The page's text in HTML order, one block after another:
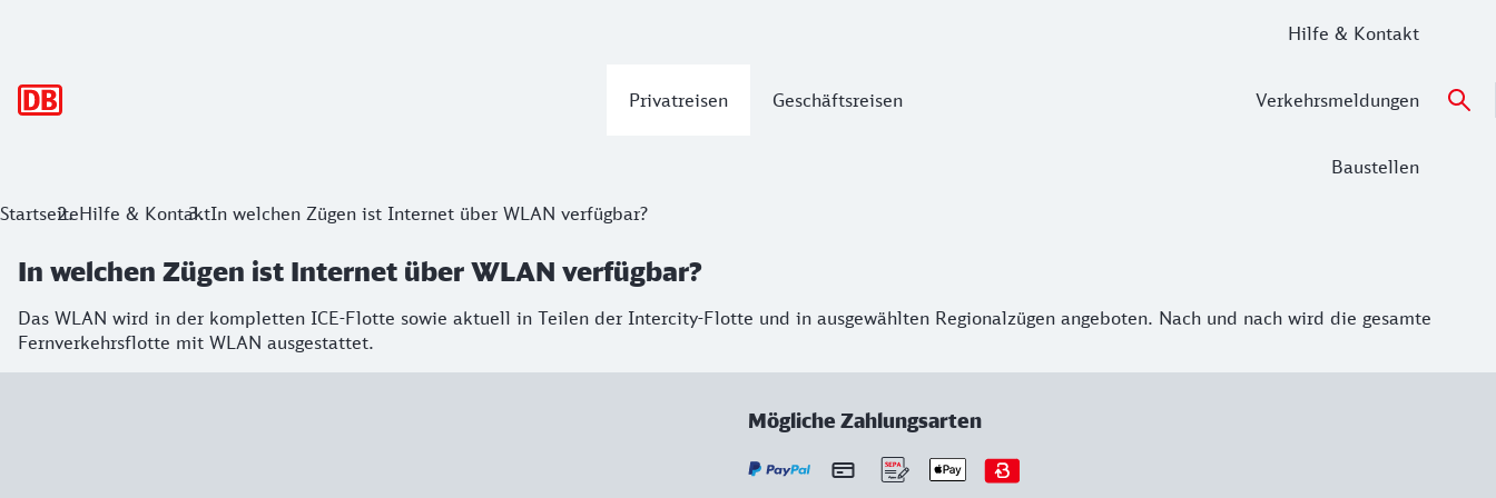
Privatreisen Geschäftsreisen
Hilfe & Kontakt
Verkehrsmeldungen
Baustellen
StartseiteHilfe & KontaktIn welchen Zügen ist Internet über WLAN verfügbar?
In welchen Zügen ist Internet über WLAN verfügbar?
Das WLAN wird in der kompletten ICE-Flotte sowie aktuell in Teilen der Intercity-Flotte und in ausgewählten Regionalzügen angeboten. Nach und nach wird die gesamte
Fernverkehrsflotte mit WLAN ausgestattet.
Mögliche Zahlungsarten